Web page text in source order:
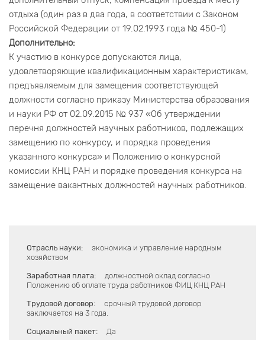
отдыха (один раз в два года, в соответствии с Законом
Российской Федерации от 19.02.1993 года № 450-1)
Дополнительно:
К участию в конкурсе допускаются лица,
удовлетворяющие квалификационным характеристикам,
предъявляемым для замещения соответствующей
должности согласно приказу Министерства образования
и науки РФ от 02.09.2015 № 937 «Об утверждении
перечня должностей научных работников, подлежащих
замещению по конкурсу, и порядка проведения
указанного конкурса» и Положению о конкурсной
комиссии КНЦ РАН и порядке проведения конкурса на
замещение вакантных должностей научных работников.
Отрасль науки:
экономика и управление народным
хозяйством
Заработная плата:
должностной оклад согласно
Положению об оплате труда работников ФИЦ КНЦ РАН
Трудовой договор:
срочный трудовой договор
заключается на 3 года.
Социальный пакет: Да